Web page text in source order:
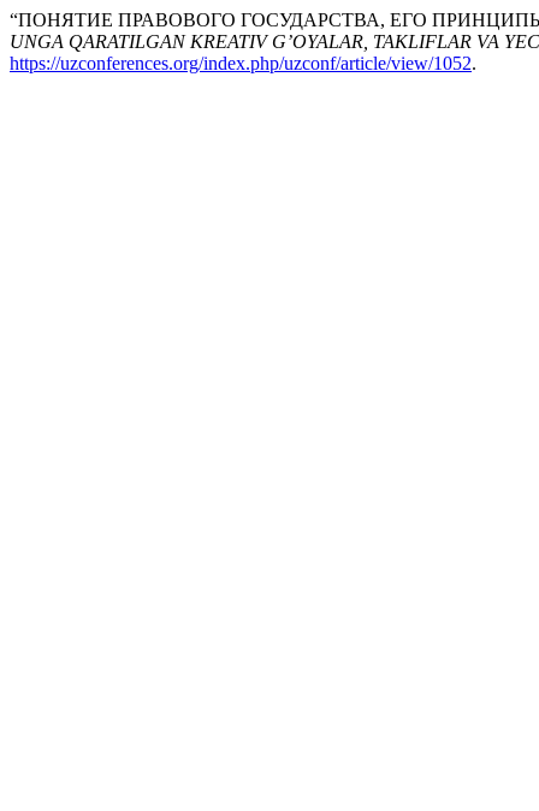
“ПОНЯТИЕ ПРАВОВОГО ГОСУДАРСТВА, ЕГО ПРИНЦИПЫ
UNGA QARATILGAN KREATIV G’OYALAR, TAKLIFLAR VA
https://uzconferences.org/index.php/uzconf/article/view/1052.